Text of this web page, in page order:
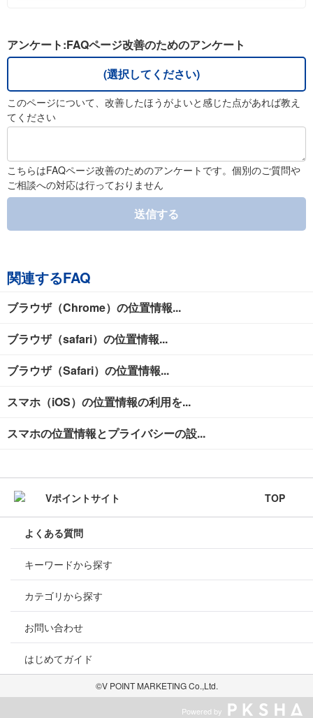
アンケート:FAQページ改善のためのアンケート
(選択してください)
このページについて、改善したほうがよいと感じた点があれば教え
てください
こちらはFAQページ改善のためのアンケートです。個別のご質問や
ご相談への対応は行っておりません
送信する
関連するFAQ
ブラウザ（Chrome）の位置情報...
ブラウザ（safari）の位置情報...
ブラウザ（Safari）の位置情報...
スマホ（iOS）の位置情報の利用を...
スマホの位置情報とプライバシーの設...
TOP
よくある質問
キーワードから探す
カテゴリから探す
お問い合わせ
はじめてガイド
©V POINT MARKETING Co.,Ltd.
Powered by